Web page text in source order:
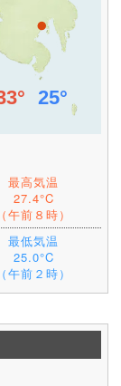
最高気温
27.4°C
（午前８時）
最低気温
25.0°C
（午前２時）